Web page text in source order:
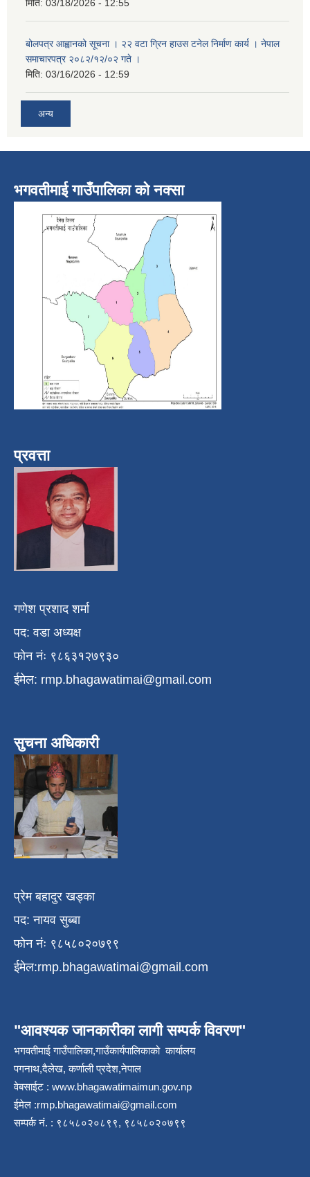
मिति: 03/18/2026 - 12:55
बोलपत्र आह्वानको सूचना । २२ वटा ग्रिन हाउस टनेल निर्माण कार्य । नेपाल
समाचारपत्र २०८२/१२/०२ गते ।
मिति: 03/16/2026 - 12:59
अन्य
भगवतीमाई गाउँपालिका को नक्सा
प्रवत्ता
गणेश प्रशाद शर्मा
पद: वडा अध्यक्ष
फोन नंः ९८६३१२७९३०
ईमेल: rmp.bhagawatimai@gmail.com
सुचना अधिकारी
प्रेम बहादुर खड्का
पद: नायव सुब्बा
फोन नंः ९८५८०२०७९९
ईमेल:rmp.bhagawatimai@gmail.com
"आवश्यक जानकारीका लागी सम्पर्क विवरण"
भगवतीमाई गाउँपालिका,गाउँकार्यपालिकाको कार्यालय
पगनाथ,दैलेख, कर्णाली प्रदेश,नेपाल
वेबसाईट : www.bhagawatimaimun.gov.np
ईमेल :rmp.bhagawatimai@gmail.com
सम्पर्क नं. : ९८५८०२०८९९, ९८५८०२०७९९